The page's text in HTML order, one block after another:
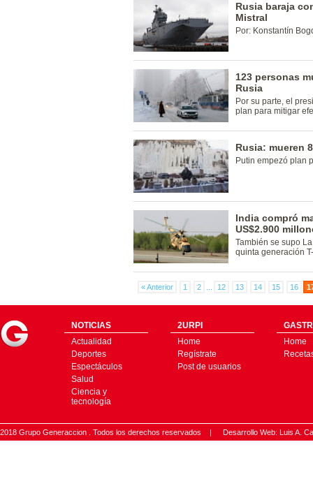
Rusia baraja
Mistral
Por: Konstantín
123 personas
Rusia
Por su parte, el
plan para mitigar
Rusia: mueren
Putin empezó plan
India compró
US$2.900
También se supo
quinta generación
« Anterior 1 2 12 13 14 15 16
NOTICIAS
Actualidad
Deportes
Espectáculos
Salud
Ciencia y
tecnología
2URPI
Home
Regístrate
Post de usuarios
Home
2018 Grupo Generaccion . Todos los derechos reservados | Desarrollo Web: Luis